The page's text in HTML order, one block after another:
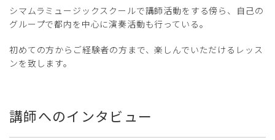
シマムラミュージックスクールで講師活動をする傍ら、自己の
グループで都内を中心に演奏活動も行っている。
初めての方からご経験者の方まで、楽しんでいただけるレッス
ンを致します。
講師へのインタビュー